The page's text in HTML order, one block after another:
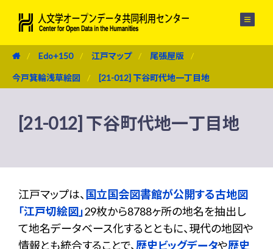
Edo+150 江戸マップ 尾張屋版
今戸箕輪浅草絵図 [21-012] 下谷町代地一丁目地
[21-012] 下谷町代地一丁目地
江戸マップは、 国立国会図書館が公開する古地図
「江戸切絵図」29枚から8788ヶ所の地名を抽出し
て地名データベース化するとともに、現代の地図や
情報とも統合することで、歴史ビッグデータや歴史